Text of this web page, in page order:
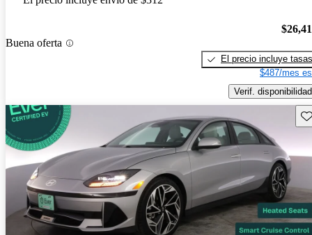
Buena oferta
El precio incluye tasas
$487/mes
Verif. disponibilidad